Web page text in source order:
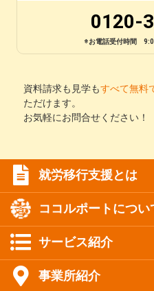
0120-
※お電話受付時間
資料請求も見学もすべて無料
ただけます。
お気軽にお問合せください！
就労移行支援とは
ココルポートについ
サービス紹介
事業所紹介